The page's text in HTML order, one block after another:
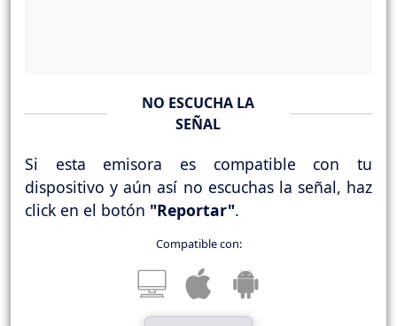
NO ESCUCHA LA
SEÑAL
Si esta emisora es compatible con tu
dispositivo y aún así no escuchas la señal, haz
click en el botón "Reportar".
Compatible con: